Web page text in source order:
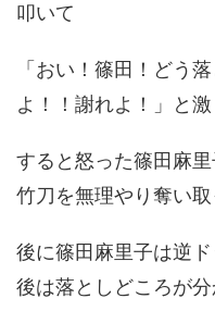
叩いて
「おい！篠田！どう
よ！！謝れよ！」と
すると怒った篠田麻
竹刀を無理やり奪い取
後に篠田麻里子は逆
後は落としどころが